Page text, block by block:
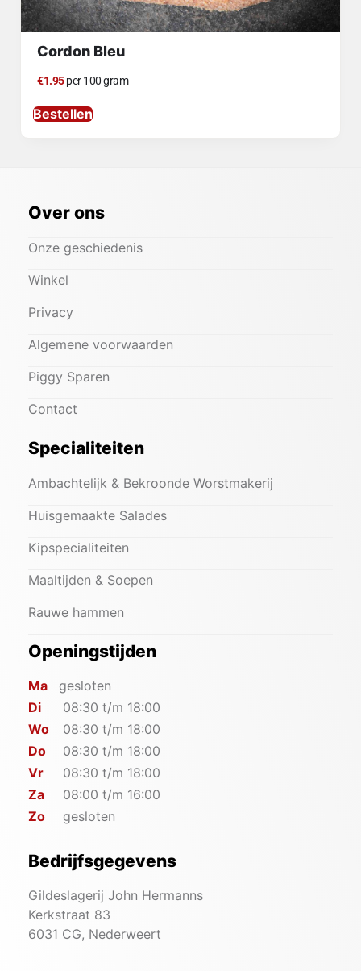
Cordon Bleu
€1.95per 100 gram
Bestellen
Over ons
Onze geschiedenis
Winkel
Privacy
Algemene voorwaarden
Piggy Sparen
Contact
Specialiteiten
Ambachtelijk & Bekroonde Worstmakerij
Huisgemaakte Salades
Kipspecialiteiten
Maaltijden & Soepen
Rauwe hammen
Openingstijden
Ma
gesloten
Di
08:30 t/m 18:00
Wo
08:30 t/m 18:00
Do
08:30 t/m 18:00
Vr
08:30 t/m 18:00
Za
08:00 t/m 16:00
Zo
gesloten
Bedrijfsgegevens
Gildeslagerij John Hermanns
Kerkstraat 83
6031 CG, Nederweert